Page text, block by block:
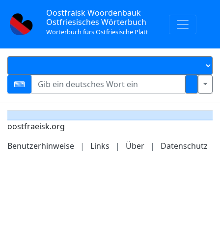
Oostfräisk Woordenbauk
Ostfriesisches Wörterbuch
Wörterbuch fürs Ostfriesische Platt
oostfraeisk.org
Benutzerhinweise
| Links | Über | Datenschutz